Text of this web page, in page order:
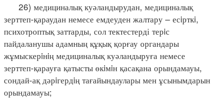
26) медициналық куәландырудан, медициналық
зерттеп-қараудан немесе емдеуден жалтару – есiрткi,
психотроптық заттарды, сол тектестерді терiс
пайдаланушы адамның құқық қорғау органдары
жұмыскерiнiң медициналық куәландыруға немесе
зерттеп-қарауға қатысты өкiмiн қасақана орындамауы,
сондай-ақ дәрiгердiң тағайындаулары мен ұсынымдарын
орындамауы;